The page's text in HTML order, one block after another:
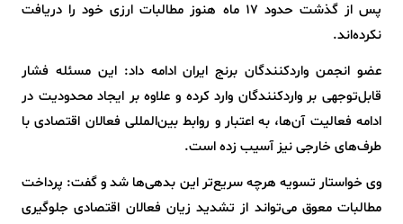
پس از گذشت حدود ۱۷ ماه هنوز مطالبات ارزی خود را دریافت
نکرده‌اند.
عضو انجمن واردکنندگان برنج ایران ادامه داد: این مسئله فشار
قابل‌توجهی بر واردکنندگان وارد کرده و علاوه بر ایجاد محدودیت در
ادامه فعالیت آن‌ها، به اعتبار و روابط بین‌المللی فعالان اقتصادی با
طرف‌های خارجی نیز آسیب زده است.
وی خواستار تسویه هرچه سریع‌تر این بدهی‌ها شد و گفت: پرداخت
مطالبات معوق می‌تواند از تشدید زیان فعالان اقتصادی جلوگیری